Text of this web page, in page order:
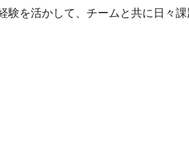
験を活かして、チームと共に日々